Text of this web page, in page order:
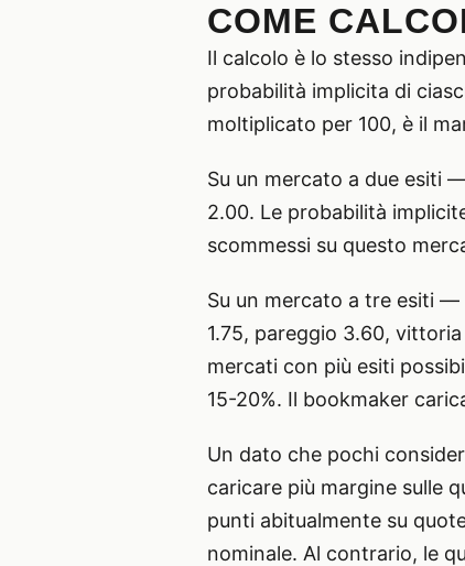
COME
Il calcolo è lo stesso
probabilità implicita di
moltiplicato per 100, è il
Su un mercato a due esiti
2.00. Le probabilità
scommessi su questo
Su un mercato a tre esiti —
1.75, pareggio 3.60,
mercati con più esiti
15-20%. Il bookmaker
Un dato che pochi
caricare più margine sulle
punti abitualmente su
nominale. Al contrario, le